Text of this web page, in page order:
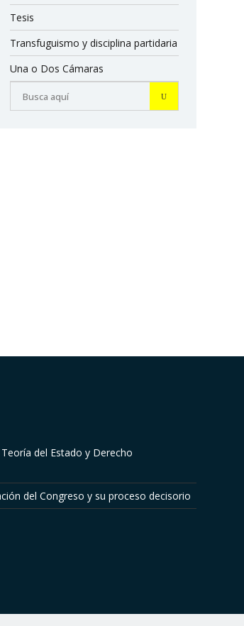
Tesis
Transfuguismo y disciplina partidaria
Una o Dos Cámaras
del Estado y Derecho
del Congreso y su proceso decisorio